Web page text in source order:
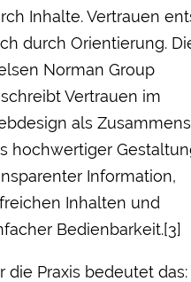
Inhalte. Vertrauen
durch Orientierung.
Norman Group
Vertrauen im
als
hochwertiger
Information,
Inhalten und
Bedienbarkeit.[3]
die Praxis bedeutet das: